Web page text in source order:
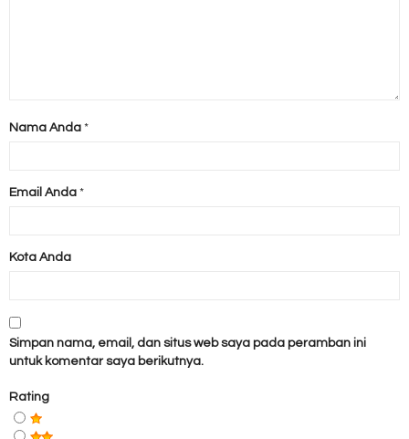
Nama Anda *
Email Anda *
Kota Anda
Simpan nama, email, dan situs web saya pada peramban ini
untuk komentar saya berikutnya.
Rating